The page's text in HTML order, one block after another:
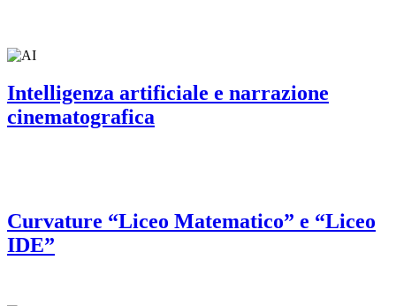
Intelligenza artificiale e narrazione
cinematografica
Curvature “Liceo Matematico” e “Liceo
IDE”